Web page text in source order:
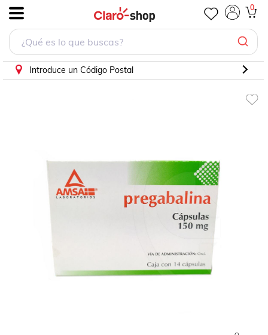
0
Introduce un Código Postal